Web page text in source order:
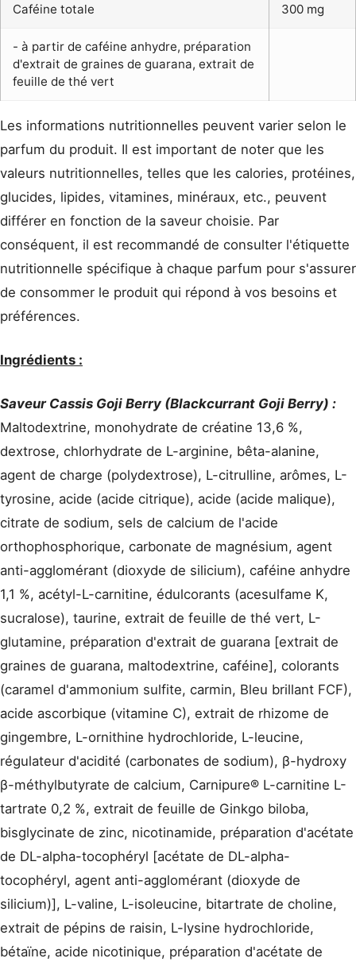
Caféine totale 300 mg
- à partir de caféine anhydre, préparation
d'extrait de graines de guarana, extrait de
feuille de thé vert
Les informations nutritionnelles peuvent varier selon le
parfum du produit. Il est important de noter que les
valeurs nutritionnelles, telles que les calories, protéines,
glucides, lipides, vitamines, minéraux, etc., peuvent
différer en fonction de la saveur choisie. Par
conséquent, il est recommandé de consulter l'étiquette
nutritionnelle spécifique à chaque parfum pour s'assurer
de consommer le produit qui répond à vos besoins et
préférences.
Ingrédients :
Saveur Cassis Goji Berry (Blackcurrant Goji Berry) :
Maltodextrine, monohydrate de créatine 13,6 %,
dextrose, chlorhydrate de L-arginine, bêta-alanine,
agent de charge (polydextrose), L-citrulline, arômes, L-
tyrosine, acide (acide citrique), acide (acide malique),
citrate de sodium, sels de calcium de l'acide
orthophosphorique, carbonate de magnésium, agent
anti-agglomérant (dioxyde de silicium), caféine anhydre
1,1 %, acétyl-L-carnitine, édulcorants (acesulfame K,
sucralose), taurine, extrait de feuille de thé vert, L-
glutamine, préparation d'extrait de guarana [extrait de
graines de guarana, maltodextrine, caféine], colorants
(caramel d'ammonium sulfite, carmin, Bleu brillant FCF),
acide ascorbique (vitamine C), extrait de rhizome de
gingembre, L-ornithine hydrochloride, L-leucine,
régulateur d'acidité (carbonates de sodium), β-hydroxy
β-méthylbutyrate de calcium, Carnipure® L-carnitine L-
tartrate 0,2 %, extrait de feuille de Ginkgo biloba,
bisglycinate de zinc, nicotinamide, préparation d'acétate
de DL-alpha-tocophéryl [acétate de DL-alpha-
tocophéryl, agent anti-agglomérant (dioxyde de
silicium)], L-valine, L-isoleucine, bitartrate de choline,
extrait de pépins de raisin, L-lysine hydrochloride,
bétaïne, acide nicotinique, préparation d'acétate de